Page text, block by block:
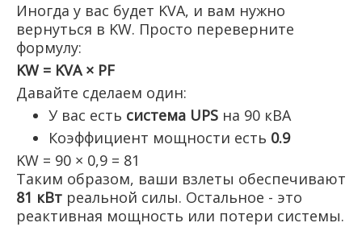
Иногда у вас будет KVA, и вам нужно
вернуться в KW. Просто переверните
формулу:
KW = KVA × PF
Давайте сделаем один:
У вас есть система UPS на 90 кВА
Коэффициент мощности есть 0.9
KW = 90 × 0,9 = 81
Таким образом, ваши взлеты обеспечивают
81 кВт реальной силы. Остальное - это
реактивная мощность или потери системы.